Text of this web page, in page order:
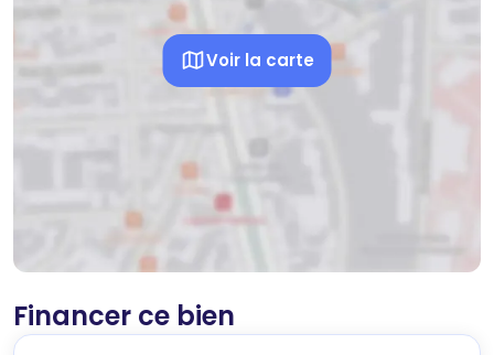
Voir la carte
Financer ce bien